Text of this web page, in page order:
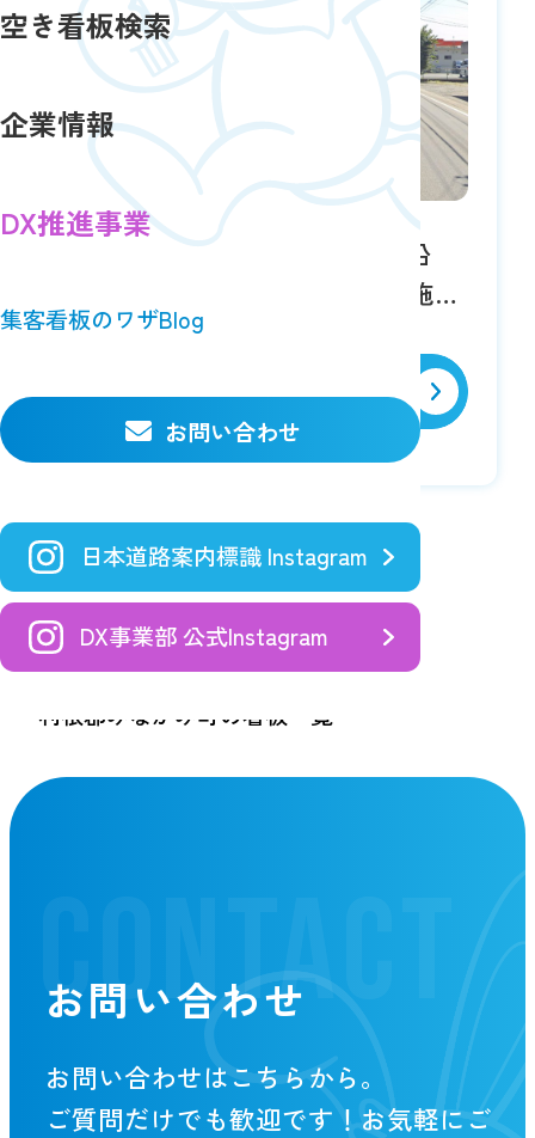
空き看板検索
企業情報
DX推進事業
集客看板のワザBlog
お問い合わせ
日本道路案内標識 Instagram
DX事業部 公式Instagram
【みなかみ町後閑】県道61号沿
い、視認性抜群！周辺に公共施設
多く幅広い年齢層にPR可能！
詳細を見る
TOP
空き看板検索
利根郡みなかみ町の看板一覧
CONTACT
お問い合わせ
お問い合わせはこちらから。
ご質問だけでも歓迎です！お気軽にご